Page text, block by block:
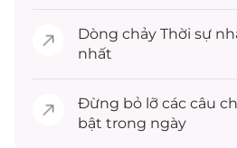
Dòng chảy Thời sự
nhất
Đừng bỏ lỡ các câu
bật trong ngày